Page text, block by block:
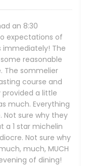
an 8:30
expectations of
immediately! The
reasonable
The sommelier
course and
a little
much. Everything
Not sure why they
a 1 star michelin
Not sure why
much, MUCH
of dining!